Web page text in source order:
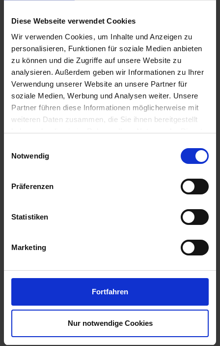
Diese Webseite verwendet Cookies
Wir verwenden Cookies, um Inhalte und Anzeigen zu
personalisieren, Funktionen für soziale Medien anbieten
zu können und die Zugriffe auf unsere Website zu
analysieren. Außerdem geben wir Informationen zu Ihrer
Verwendung unserer Website an unsere Partner für
soziale Medien, Werbung und Analysen weiter. Unsere
Partner führen diese Informationen möglicherweise mit
weiteren Daten zusammen, die Sie ihnen bereitgestellt
haben oder die sie im Rahmen Ihrer Nutzung der Dienste
Notwendig
Präferenzen
Statistiken
Marketing
Fortfahren
Nur notwendige Cookies
Wir beraten Sie gerne
Preisliste anfordern
Produktvarianten und Beispiele
Merkmale